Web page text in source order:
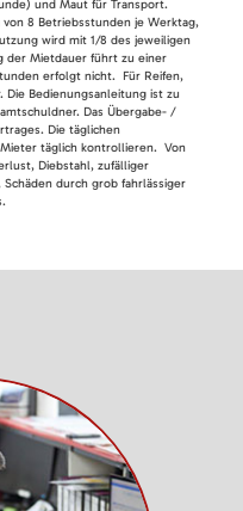
und Maut für Transport.
8 Betriebsstunden je Werktag,
wird mit 1/8 des jeweiligen
der Mietdauer führt zu einer
erfolgt nicht. Für Reifen,
Bedienungsanleitung ist zu
Das Übergabe- /
Die täglichen
täglich kontrollieren. Von
Diebstahl, zufälliger
durch grob fahrlässiger